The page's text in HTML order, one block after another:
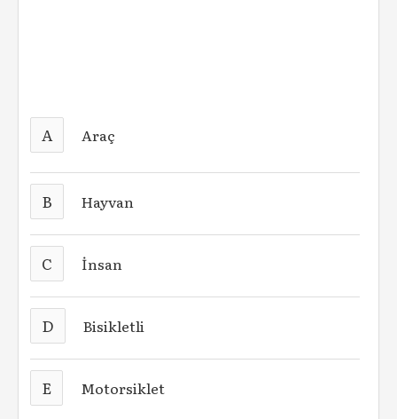
A Araç
B Hayvan
C İnsan
D Bisikletli
E Motorsiklet